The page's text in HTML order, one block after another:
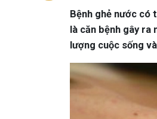
Bệnh ghẻ nước có
là căn bệnh gây
lượng cuộc sống